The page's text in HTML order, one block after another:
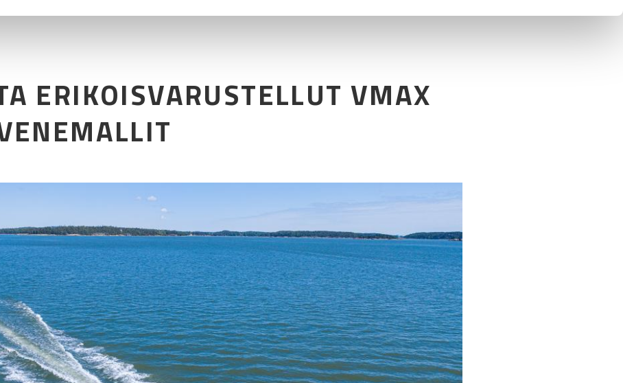
ERIKOISVARUSTELLUT VMAX